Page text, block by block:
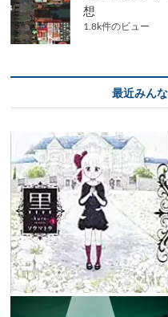
想
1.8k件のビュー
最近みん